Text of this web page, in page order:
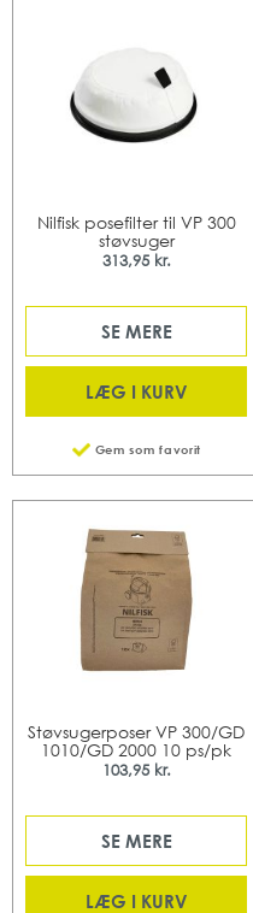
Nilfisk posefilter til VP 300
støvsuger
313,95 kr.
SE MERE
LÆG I KURV
Gem som favorit
Støvsugerposer VP 300/GD
1010/GD 2000 10 ps/pk
103,95 kr.
SE MERE
LÆG I KURV